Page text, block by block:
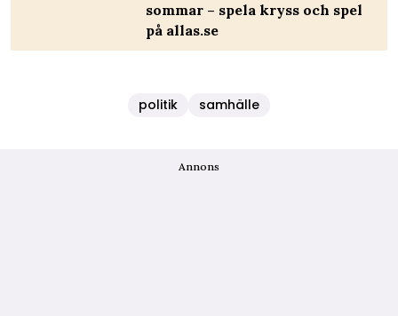
sommar – spela kryss och spel
på allas.se
politik samhälle
Annons